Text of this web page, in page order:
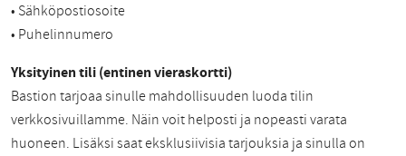
• Sähköpostiosoite
• Puhelinnumero
Yksityinen tili (entinen vieraskortti)
Bastion tarjoaa sinulle mahdollisuuden luoda tilin
verkkosivuillamme. Näin voit helposti ja nopeasti varata
huoneen. Lisäksi saat eksklusiivisia tarjouksia ja sinulla on